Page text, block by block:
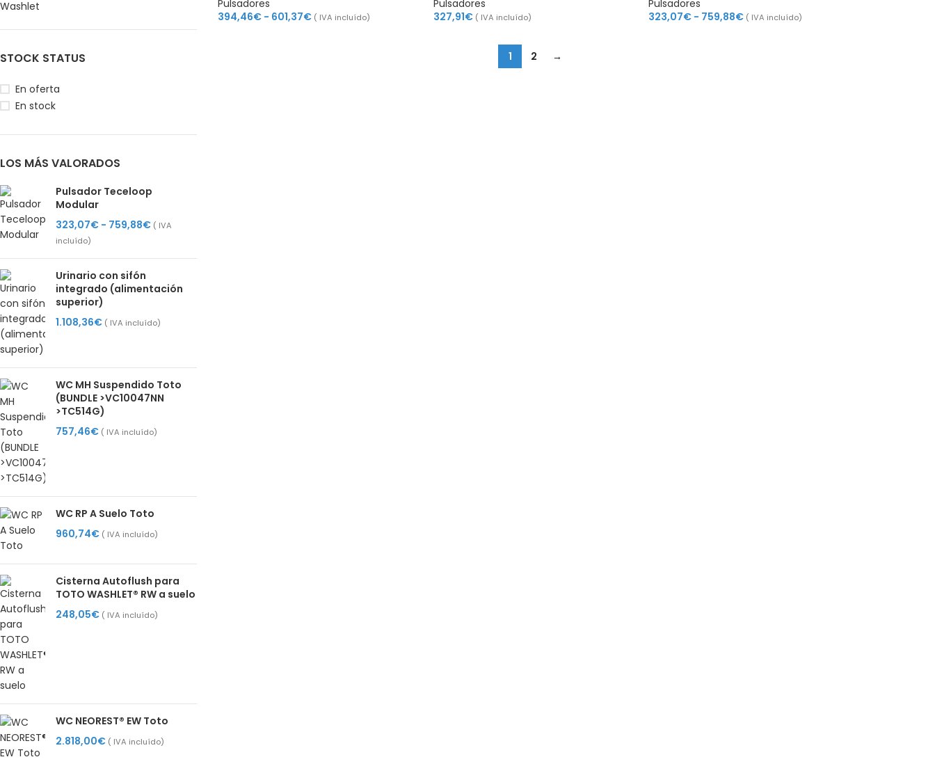
Washlet
STOCK STATUS
En oferta
En stock
LOS MÁS VALORADOS
Pulsador Teceloop
Modular
323,07€ - 759,88€ ( IVA
incluído)
Urinario con sifón
integrado (alimentación
superior)
1.108,36€ ( IVA incluído)
WC MH Suspendido Toto
(BUNDLE >VC10047NN
>TC514G)
757,46€ ( IVA incluído)
WC RP A Suelo Toto
960,74€ ( IVA incluído)
Cisterna Autoflush para
TOTO WASHLET® RW a suelo
248,05€ ( IVA incluído)
WC NEOREST® EW Toto
2.818,00€ ( IVA incluído)
Pulsadores
394,46€ - 601,37€ ( IVA incluído)
Pulsadores
327,91€ ( IVA incluído)
Pulsadores
323,07€ - 759,88€ ( IVA incluído)
1 2 →